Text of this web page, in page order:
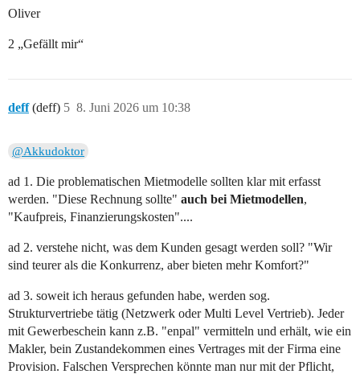
Oliver
2 „Gefällt mir“
deff (deff) 8. Juni 2026 um 10:38
5
@Akkudoktor
ad 1. Die problematischen Mietmodelle sollten klar mit erfasst
werden. "Diese Rechnung sollte" auch bei Mietmodellen,
"Kaufpreis, Finanzierungskosten"....
ad 2. verstehe nicht, was dem Kunden gesagt werden soll? "Wir
sind teurer als die Konkurrenz, aber bieten mehr Komfort?"
ad 3. soweit ich heraus gefunden habe, werden sog.
Strukturvertriebe tätig (Netzwerk oder Multi Level Vertrieb). Jeder
mit Gewerbeschein kann z.B. "enpal" vermitteln und erhält, wie ein
Makler, bein Zustandekommen eines Vertrages mit der Firma eine
Provision. Falschen Versprechen könnte man nur mit der Pflicht,